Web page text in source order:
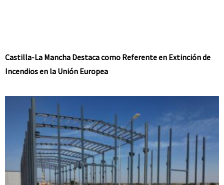
Castilla-La Mancha Destaca como Referente en Extinción de
Incendios en la Unión Europea